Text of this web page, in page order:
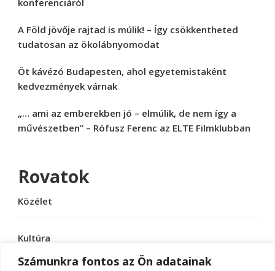
Számunkra fontos az Ön adatainak
A Föld jövője rajtad is múlik! – Így csökkentheted
tudatosan az ökolábnyomodat
Öt kávézó Budapesten, ahol egyetemistaként
kedvezmények várnak
„… ami az emberekben jó – elmúlik, de nem így a
művészetben” – Rófusz Ferenc az ELTE Filmklubban
Rovatok
Közélet
Kultúra